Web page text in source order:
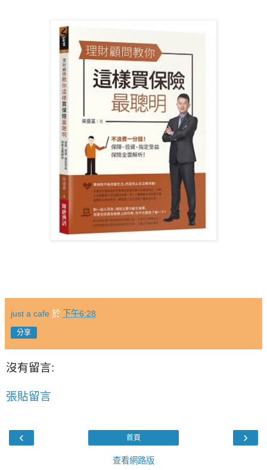
just a cafe 於 下午6:28
分享
沒有留言:
張貼留言
‹ ›
首頁
查看網路版